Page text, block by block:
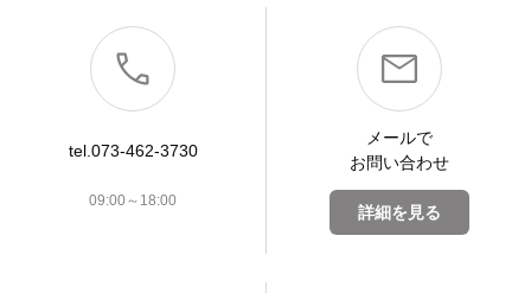
tel.073-462-3730
09:00～18:00
メールで
お問い合わせ
詳細を見る